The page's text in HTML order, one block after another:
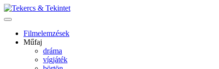
Filmelemzések
Műfaj
dráma
vígjáték